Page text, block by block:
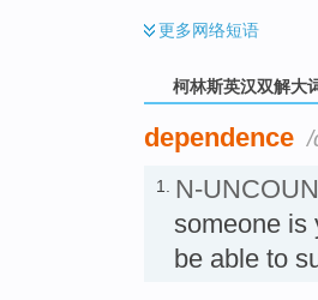
更多网络短语
柯林斯英汉双解大
dependence /
1. N-
someone is
be able to